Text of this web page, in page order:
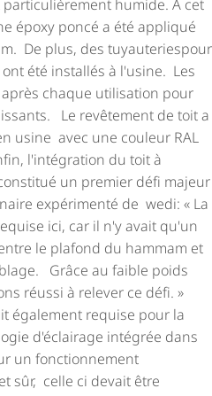
humide. A cet
époxy poncé a été appliqué
De plus, des tuyau­te­ries­pour
été installés à l'usine. Les
chaque utilisation pour
Le revêtement de toit a
usine avec une couleur RAL
l'intégration du toit à
un premier défi majeur
expérimenté de wedi: « La
ici, car il n'y avait qu'un
le plafond du hammam et
Grâce au faible poids
réussi à relever ce défi. »
également requise pour la
d'éclairage intégrée dans
un fonctionnement
sûr, celle ci devait être